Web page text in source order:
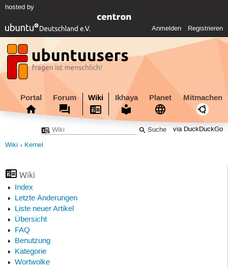
hosted by
Anmelden Registrieren
Portal Forum Wiki Ikhaya Planet Mitmachen
via DuckDuckGo
Wiki Kernel
Wiki
Index
Letzte Änderungen
Liste neuer Artikel
Übersicht
FAQ
Benutzung
Kategorie
Wortwolke